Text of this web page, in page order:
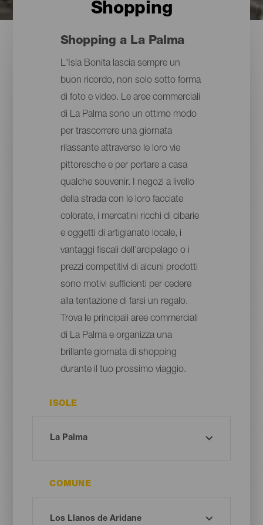
Shopping
Shopping a La Palma
L'Isla Bonita lascia sempre un
buon ricordo, non solo sotto forma
di foto e video. Le aree commerciali
di La Palma sono un ottimo modo
per trascorrere una giornata
rilassante attraverso le loro vie
pittoresche e per portare a casa
qualche souvenir. I negozi a livello
della strada con le loro facciate
colorate, i mercatini ricchi di cibarie
e oggetti di artigianato locale, i
vantaggi fiscali dell'arcipelago o i
prezzi competitivi di alcuni prodotti
sono motivi sufficienti per cedere
alla tentazione di farsi un regalo.
Trova le principali aree commerciali
di La Palma e organizza una
brillante giornata di shopping
durante il tuo prossimo viaggio.
ISOLE
COMUNE